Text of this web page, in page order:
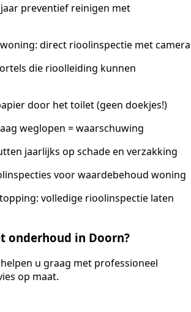
preventief reinigen met
direct rioolinspectie met camera
die rioolleiding kunnen
door het toilet (geen doekjes!)
weglopen = waarschuwing
jaarlijks op schade en verzakking
voor waardebehoud woning
volledige rioolinspectie laten
onderhoud in Doorn?
u graag met professioneel
op maat.